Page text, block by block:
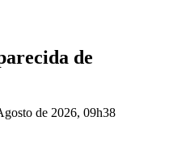
de
de 2026, 09h38